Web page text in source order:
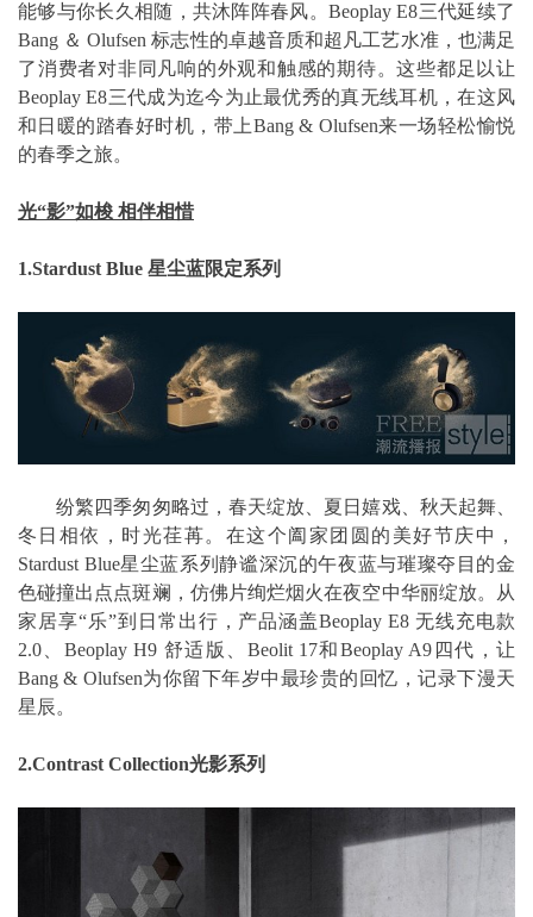
能够与你长久相随，共沐阵阵春风。Beoplay E8三代延续了
Bang ＆ Olufsen 标志性的卓越音质和超凡工艺水准，也满足
了消费者对非同凡响的外观和触感的期待。这些都足以让
Beoplay E8三代成为迄今为止最优秀的真无线耳机，在这风
和日暖的踏春好时机，带上Bang & Olufsen来一场轻松愉悦
的春季之旅。
光“影”如梭 相伴相惜
1.Stardust Blue 星尘蓝限定系列
纷繁四季匆匆略过，春天绽放、夏日嬉戏、秋天起舞、
冬日相依，时光荏苒。在这个阖家团圆的美好节庆中，
Stardust Blue星尘蓝系列静谧深沉的午夜蓝与璀璨夺目的金
色碰撞出点点斑斓，仿佛片绚烂烟火在夜空中华丽绽放。从
家居享“乐”到日常出行，产品涵盖Beoplay E8 无线充电款
2.0、Beoplay H9 舒适版、Beolit 17和Beoplay A9四代，让
Bang & Olufsen为你留下年岁中最珍贵的回忆，记录下漫天
星辰。
2.Contrast Collection光影系列